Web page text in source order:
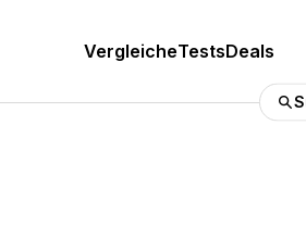
VergleicheTestsDeals